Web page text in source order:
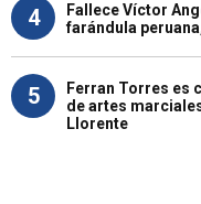
4
Fallece Víctor
farándula
5
Ferran Torres es
de artes
Llorente